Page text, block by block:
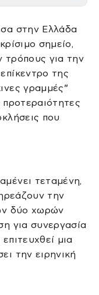
στην Ελλάδα
σημείο,
τρόπους για την
της
γραμμές”
που
τεταμένη,
την
δύο χωρών
για συνεργασία
μια
την ειρηνική